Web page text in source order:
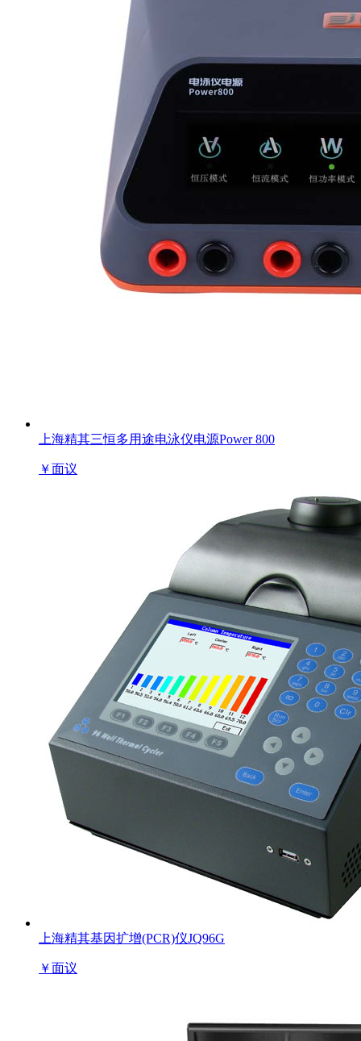
上海精其三恒多用途电泳仪电源Power 800
￥面议
上海精其基因扩增(PCR)仪JQ96G
￥面议